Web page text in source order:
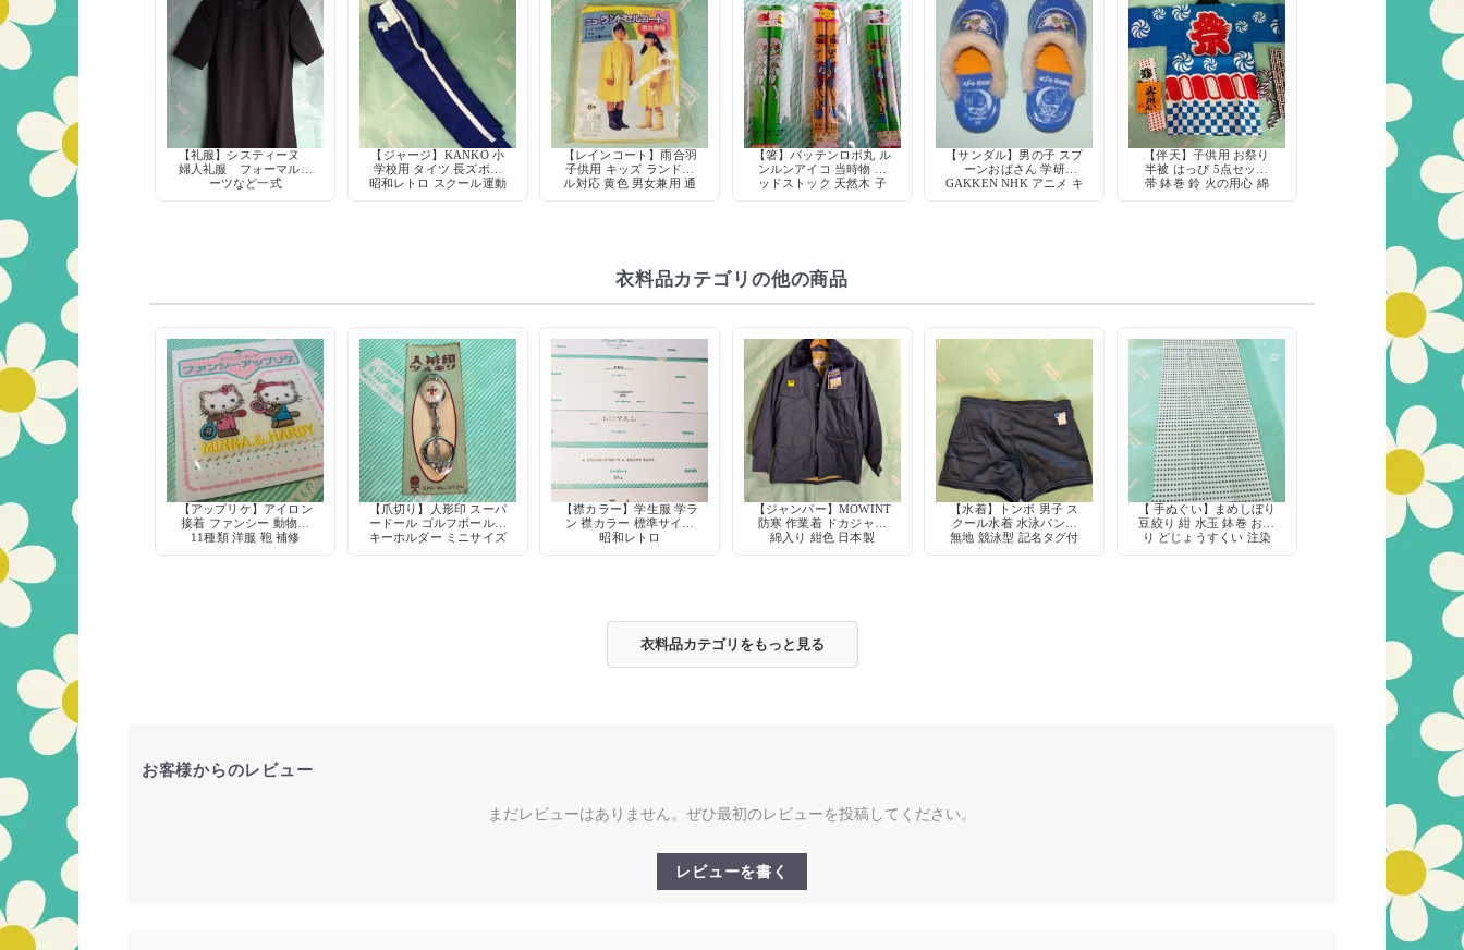
【礼服】システィーヌ
婦人礼服 フォーマルス
ーツなど一式
【ジャージ】KANKO 小
学校用 タイツ 長ズボン
昭和レトロ スクール運動
【レインコート】雨合羽
子供用 キッズ ランドセ
ル対応 黄色 男女兼用 通
【箸】バッテンロボ丸 ル
ンルンアイコ 当時物 デ
ッドストック 天然木 子
【サンダル】男の子 スプ
ーンおばさん 学研
GAKKEN NHK アニメ キ
【伴天】子供用 お祭り
半被 はっぴ 5点セット
帯 鉢巻 鈴 火の用心 綿
衣料品カテゴリの他の商品
【アップリケ】アイロン
接着 ファンシー 動物柄
11種類 洋服 鞄 補修
【爪切り】人形印 スーパ
ードール ゴルフボール型
キーホルダー ミニサイズ
【襟カラー】学生服 学ラ
ン 襟カラー 標準サイズ
昭和レトロ
【ジャンパー】MOWINT
防寒 作業着 ドカジャン
綿入り 紺色 日本製
【水着】トンボ 男子 ス
クール水着 水泳パンツ
無地 競泳型 記名タグ付
【 手ぬぐい】まめしぼり
豆絞り 紺 水玉 鉢巻 お祭
り どじょうすくい 注染
衣料品カテゴリをもっと見る
お客様からのレビュー
まだレビューはありません。ぜひ最初のレビューを投稿してください。
レビューを書く